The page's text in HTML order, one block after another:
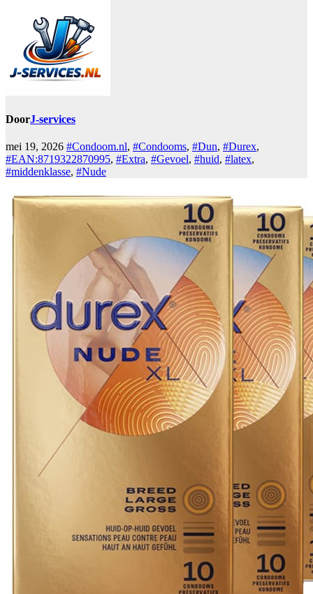
DoorJ-services
mei 19, 2026 #Condoom.nl, #Condooms, #Dun, #Durex,
#EAN:8719322870995, #Extra, #Gevoel, #huid, #latex,
#middenklasse, #Nude